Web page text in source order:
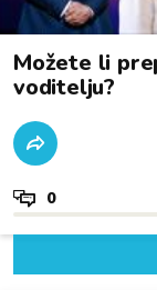
Možete li
voditelju?
0